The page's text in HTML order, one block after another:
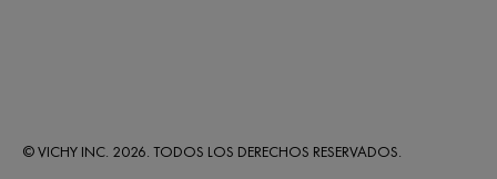
© VICHY INC. 2026. TODOS LOS DERECHOS RESERVADOS.